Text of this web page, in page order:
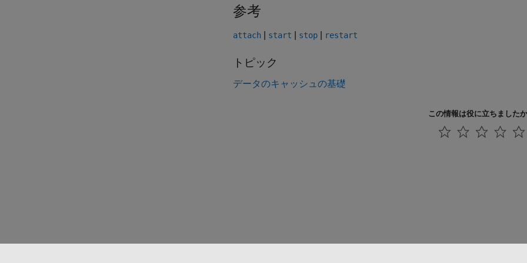
参考
attach start stop restart
トピック
データのキャッシュの基礎
この情報は役に立ちました